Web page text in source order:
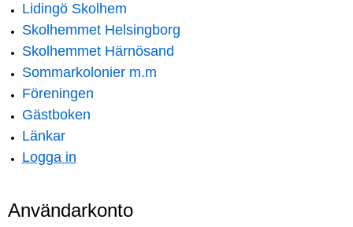
Lidingö Skolhem
Skolhemmet Helsingborg
Skolhemmet Härnösand
Sommarkolonier m.m
Föreningen
Gästboken
Länkar
Logga in
Användarkonto